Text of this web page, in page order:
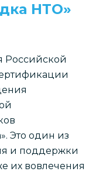
НТО»
Российской
Это один из
и поддержки
их вовлечения